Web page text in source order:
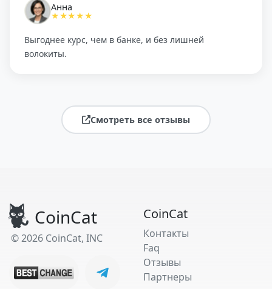
Анна
★★★★★
Выгоднее курс, чем в банке, и без лишней
волокиты.
Смотреть все отзывы
CoinCat
© 2026 CoinCat, INC
CoinCat
Контакты
Faq
Отзывы
Партнеры